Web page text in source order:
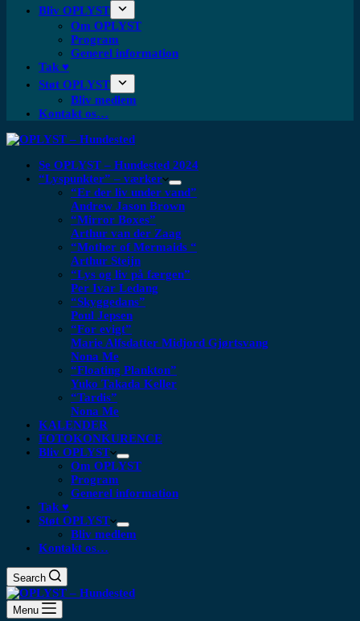
Bliv OPLYST
Om OPLYST
Program
Generel information
Tak ♥
Støt OPLYST
Bliv medlem
Kontakt os…
Se OPLYST – Hundested 2024
“Lyspunkter” – værker
“Er der liv under vand”
Andrew Jason Brown
“Mirror Boxes”
Arthur van der Zaag
“Mother of Mermaids “
Arthur Steijn
“Lys og liv på færgen”
Per Ivar Ledang
“Skyggedans”
Poul Jepsen
“For evigt”
Marie Alfsdatter Midjord Gjørtsvang
Nona Me
“Floating Plankton​”
Yuko Takada Keller
“Tardis”
Nona Me
KALENDER
FOTOKONKURENCE
Bliv OPLYST
Om OPLYST
Program
Generel information
Tak ♥
Støt OPLYST
Bliv medlem
Kontakt os…
Search
Menu